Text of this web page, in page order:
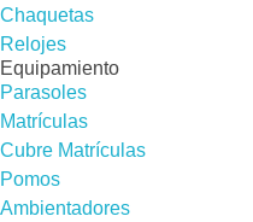
Chaquetas
Relojes
Equipamiento
Parasoles
Matrículas
Cubre Matrículas
Pomos
Ambientadores